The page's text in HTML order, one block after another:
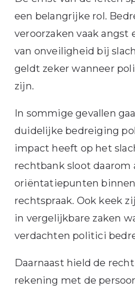
een belangrijke rol.
veroorzaken vaak angst
van onveiligheid bij
geldt zeker wanneer
zijn.
In sommige gevallen
duidelijke bedreiging
impact heeft op het
rechtbank sloot daarom
oriëntatiepunten
rechtspraak. Ook keek
in vergelijkbare zaken
verdachten politici
Daarnaast hield de
rekening met de